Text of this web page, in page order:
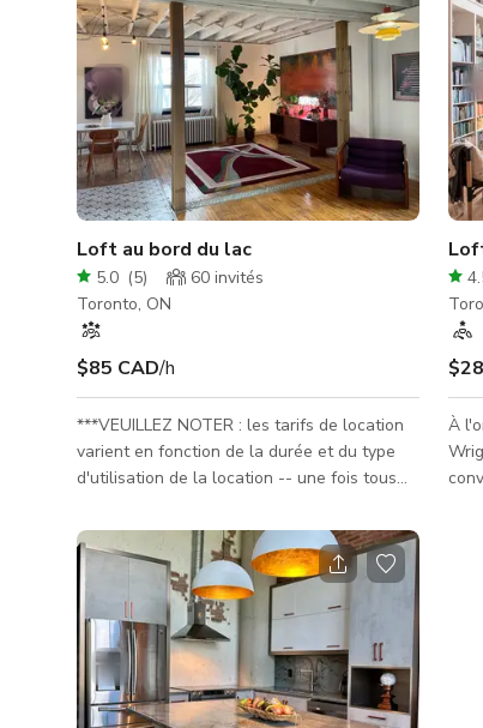
Loft au bord du lac
5.0 (5) 60 invités
Toronto, ON
$85 CAD/h
***VEUILLEZ NOTER : les tarifs de location
varient en fonction de la durée et du type
d'utilisation de la location -- une fois tous
personnalisé. *** *Location à l'heure selon la
production* TARIFS ET DEVIS : Les tarifs
indiqués sont des tarifs 'à partir de' et
incluent 5 invités ou moins, du lundi au
vendredi, les tarifs du week-end seront
communiqués LES DEVIS sont basés sur le
nombre de personnes, la date, les tarifs du
week-end, les
À